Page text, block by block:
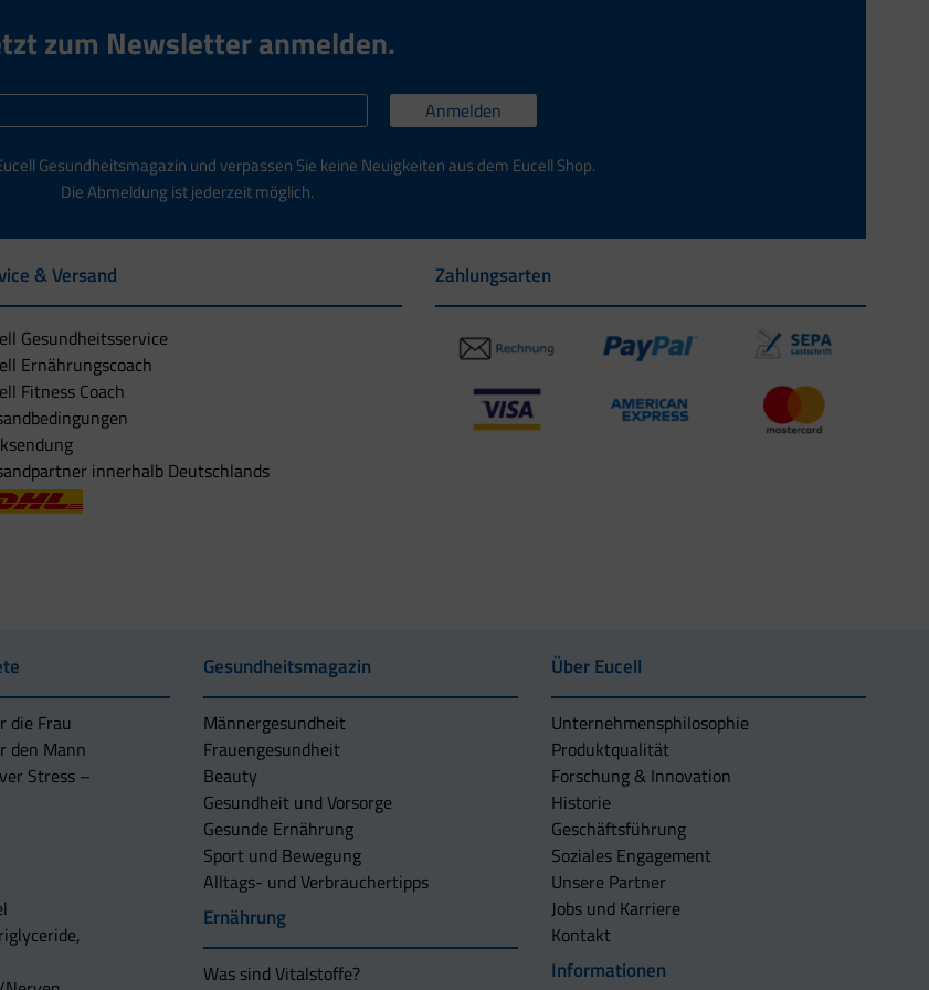
zum Newsletter anmelden.
Anmelden
Gesundheitsmagazin und verpassen Sie keine Neuigkeiten aus dem Eucell Shop.
Die Abmeldung ist jederzeit möglich.
& Versand
Gesundheitsservice
Ernährungscoach
Fitness Coach
innerhalb Deutschlands
Zahlungsarten
die Frau
den Mann
Stress –
Gesundheitsmagazin
Männergesundheit
Frauengesundheit
Beauty
Gesundheit und Vorsorge
Gesunde Ernährung
Sport und Bewegung
Alltags- und Verbrauchertipps
Ernährung
Was sind Vitalstoffe?
Über Eucell
Unternehmens­philosophie
Produktqualität
Forschung & Innovation
Historie
Geschäftsführung
Soziales Engagement
Unsere Partner
Jobs und Karriere
Kontakt
Informationen